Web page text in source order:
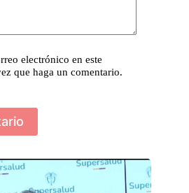
electrónico en este
que haga un comentario.